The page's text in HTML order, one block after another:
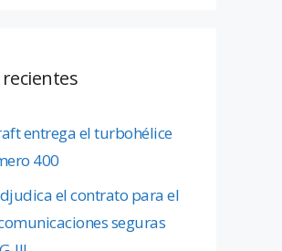
entrega el turbohélice
400
el contrato para el
seguras